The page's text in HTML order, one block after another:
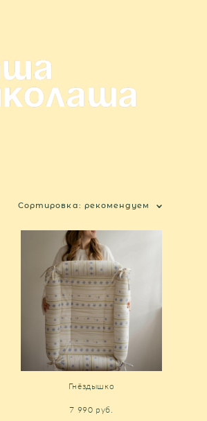
Сортировка: рекомендуем
Гнёздышко
7 990 pуб.